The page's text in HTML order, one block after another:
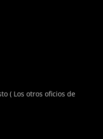
( Los otros oficios de